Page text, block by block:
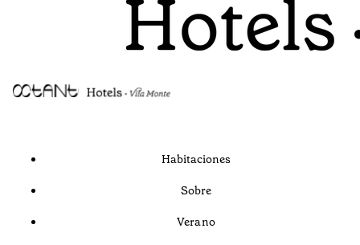
Habitaciones
Sobre
Verano